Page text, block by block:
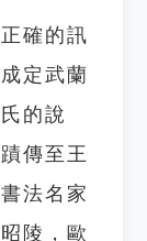
確的訊
定武蘭
的說
傳至王
法名家
陵，歐